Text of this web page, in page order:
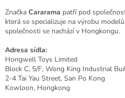
Značka Cararama patří pod
která se specializuje na výrobu
společnosti se nachází v Hongkongu.
Adresa sídla:
Hongwell Toys Limited
Block C, 5/F, Wong King Industrial
2-4 Tai Yau Street, San Po Kong
Kowloon, Hongkong